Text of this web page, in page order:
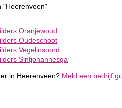
"Heerenveen"
Oranjewoud
Oudeschoot
Vegelinsoord
Sintjohannesga
in Heerenveen? Meld een bedrijf